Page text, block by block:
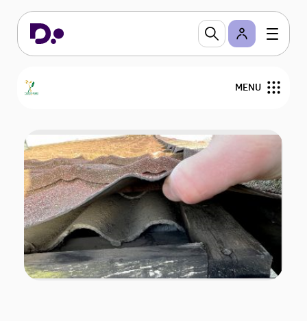
MENU
Find din tækkemand
Om stråtag
Om Tækkelauget
Bliv medlem
For medlemmer